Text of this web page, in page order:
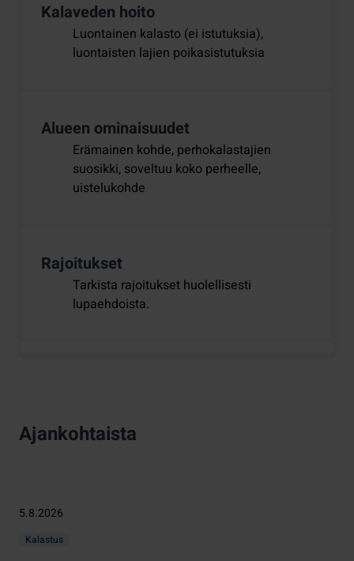
Kalaveden hoito
Luontainen kalasto (ei istutuksia),
luontaisten lajien poikasistutuksia
Alueen ominaisuudet
Erämainen kohde, perhokalastajien
suosikki, soveltuu koko perheelle,
uistelukohde
Rajoitukset
Tarkista rajoitukset huolellisesti
lupaehdoista.
Ajankohtaista
5.8.2026
Kalastus